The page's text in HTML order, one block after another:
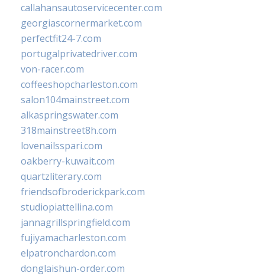
callahansautoservicecenter.com
georgiascornermarket.com
perfectfit24-7.com
portugalprivatedriver.com
von-racer.com
coffeeshopcharleston.com
salon104mainstreet.com
alkaspringswater.com
318mainstreet8h.com
lovenailsspari.com
oakberry-kuwait.com
quartzliterary.com
friendsofbroderickpark.com
studiopiattellina.com
jannagrillspringfield.com
fujiyamacharleston.com
elpatronchardon.com
donglaishun-order.com